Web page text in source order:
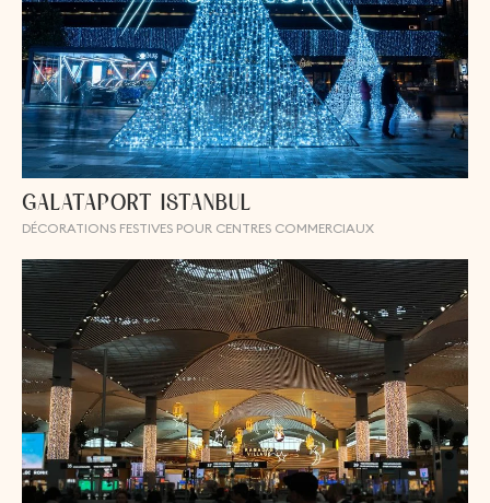
GALATAPORT ISTANBUL
DÉCORATIONS FESTIVES POUR CENTRES COMMERCIAUX